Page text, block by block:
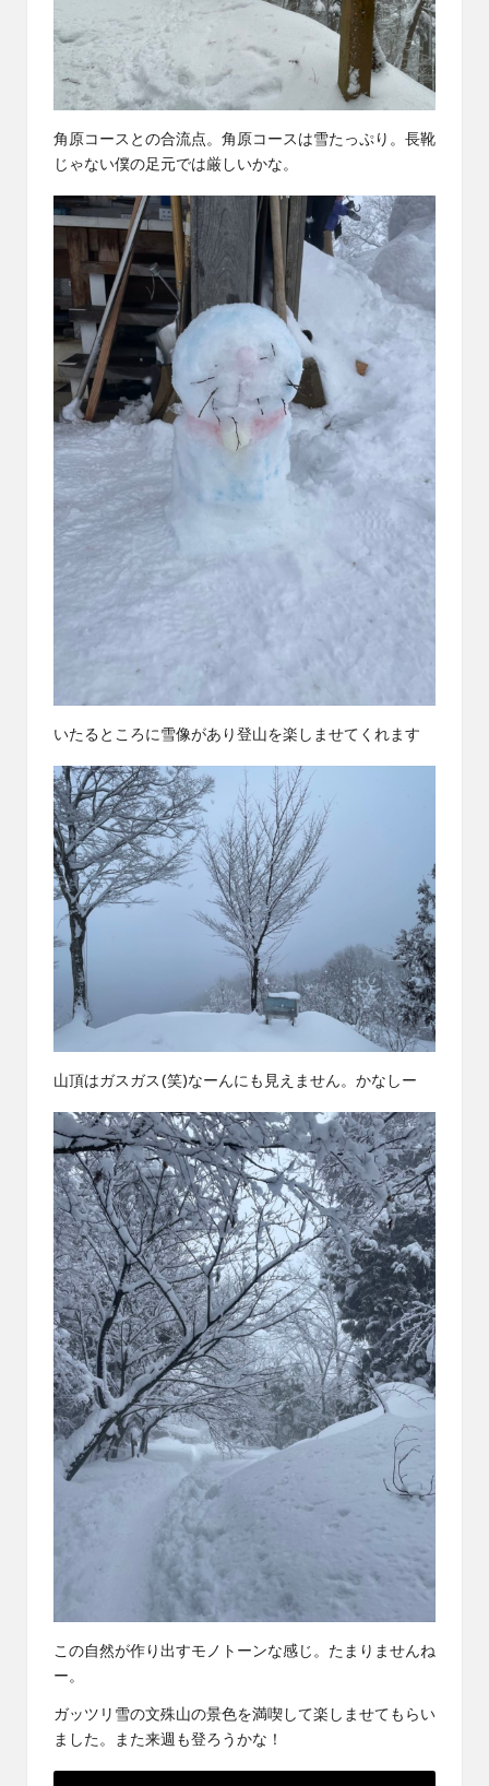
角原コースとの合流点。角原コースは雪たっぷり。長靴
じゃない僕の足元では厳しいかな。
いたるところに雪像があり登山を楽しませてくれます
山頂はガスガス(笑)なーんにも見えません。かなしー
この自然が作り出すモノトーンな感じ。たまりませんね
ー。
ガッツリ雪の文殊山の景色を満喫して楽しませてもらい
ました。また来週も登ろうかな！